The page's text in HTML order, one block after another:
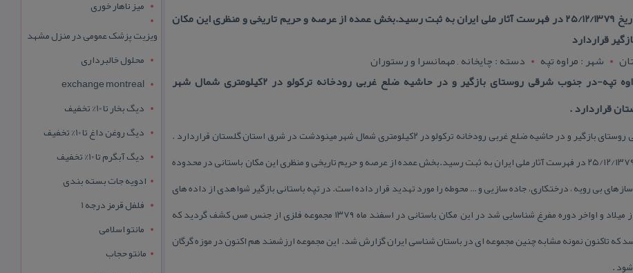
این تپه به شماره ۳۵۴۷ در تاریخ ۲۵/۱۲/۱۳۷۹ در فهرست آثار ملی ایران به ثبت رسید.بخش عمده از عرصه و حریم تاریخی و منظری این مكان
قراردارد
شهر : مراوه تپه
دسته : چایخانه , مهمانسرا و رستوران
آدرس : استان گلستان, مراوه تپه-در جنوب شرقی روستای بازگیر و در حاشیه ضلع غربی رودخانه تركولو در ۲كیلومتری شمال شهر
قراردارد .
تپه باستانی بازگیر در جنوب شرقی روستای بازگیر و در حاشیه ضلع غربی رودخانه تركولو در ۲كیلومتری شمال شهر مینودشت در شرق استان گلستان قراردارد .
این تپه به شماره ۳۵۴۷ در تاریخ ۲۵/۱۲/۱۳۷۹ در فهرست آثار ملی ایران به ثبت رسید.بخش عمده از عرصه و حریم تاریخی و منظری این مكان باستانی در محدوده
بی رویه ، درختكاری، جاده سازیی و … محوطه را مورد تهدید قرار داده است. در تپه باستانی بازگیر شواهدی از داده های
باستان شناختی هزاره پنجم قبل از میلاد و اواخر دوره مفرغ شناسایی شد در این مكان باستانی در اسفند ماه ۱۳۷۹ مجموعه فلزی از جنس مس كشف گردید كه
از میلاد می رسد كه تاكنون نمونه مشابه چنین مجموعه ای در باستان شناسی ایران گزارش شد. این مجموعه ارزشمند هم اكنون در موزه گرگان
.
میز ناهار خوری
ویزیت پزشک عمومی در منزل مشهد
محلول خالبرداری
exchange montreal
دیگ بخار تا 10% تخفیف
دیگ روغن داغ تا 10% تخفیف
دیگ آبگرم تا 10% تخفیف
ادویه جات بسته بندی
فلفل قرمز درجه 1
مانتو اسلامی
مانتو حجاب